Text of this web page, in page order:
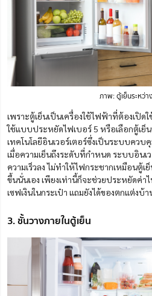
ภาพ: ตู้เย็นระหว่า
เพราะตู้เย็นเป็นเครื่องใช้ไฟฟ้าที่ต้องเปิด
ใช้แบบประหยัดไฟเบอร์ 5 หรือเลือกตู้เ
เทคโนโลยีอินเวอร์เตอร์ซึ่งเป็นระบบควบ
เมื่อความเย็นถึงระดับที่กำหนด ระบบอิน
ความเร็วลง ไม่ทำให้ไฟกระชากเหมือนตู้
ขึ้นนั่นเอง เพียงเท่านี้ก็จะช่วยประหยัดค่า
เซฟเงินในกระเป๋า แถมยังได้ของตกแต่ง
3. ชั้นวางภายในตู้เย็น